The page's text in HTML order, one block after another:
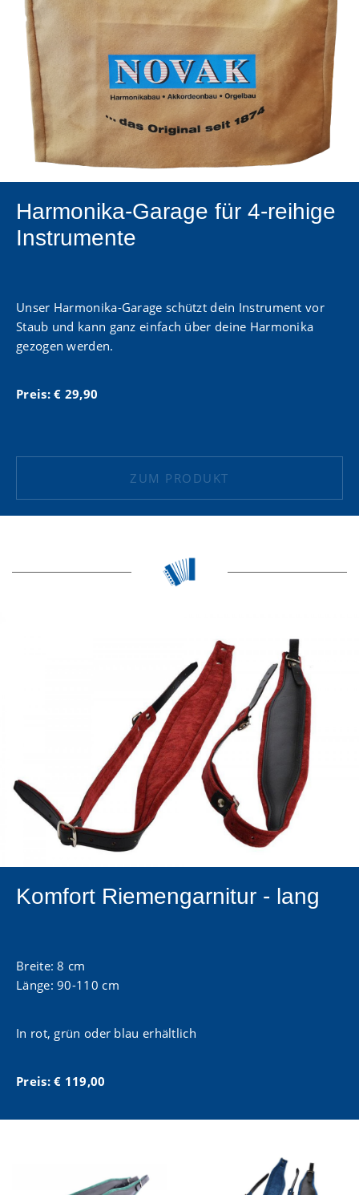
Harmonika-Garage für 4-reihige
Instrumente
Unser Harmonika-Garage schützt dein Instrument vor
Staub und kann ganz einfach über deine Harmonika
gezogen werden.
Preis: € 29,90
ZUM PRODUKT
Komfort Riemengarnitur - lang
Breite: 8 cm
Länge: 90-110 cm
In rot, grün oder blau erhältlich
Preis: € 119,00